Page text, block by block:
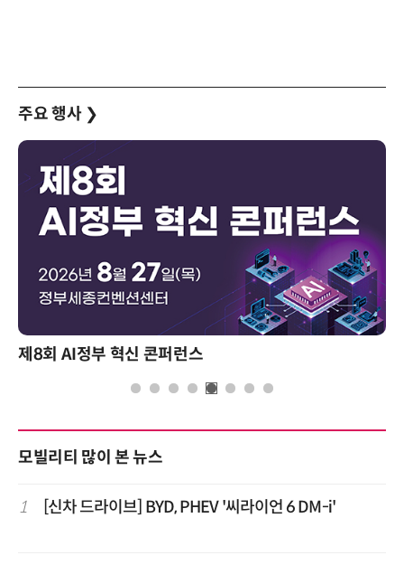
주요 행사 ❯
제8회 AI정부 혁신 콘퍼런스
모빌리티 많이 본 뉴스
1 [신차 드라이브] BYD, PHEV '씨라이언 6 DM-i'